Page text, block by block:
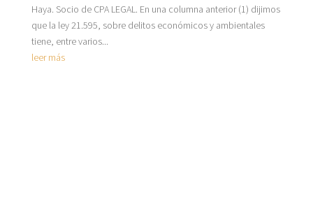
Haya. Socio de CPA LEGAL. En una columna anterior (1) dijimos
que la ley 21.595, sobre delitos económicos y ambientales
tiene, entre varios...
leer más